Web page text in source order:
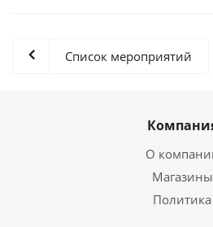
Список мероприятий
О
Магазины
Политика